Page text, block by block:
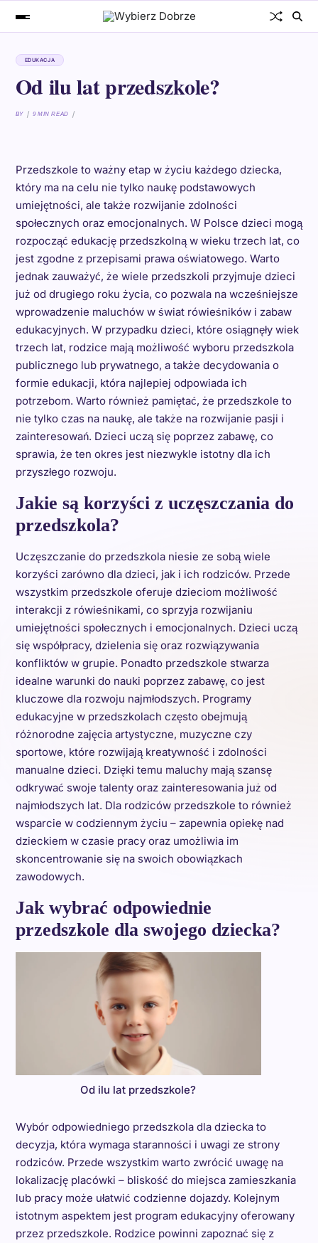
EDUKACJA
Od ilu lat przedszkole?
BY 9 MIN READ
Przedszkole to ważny etap w życiu każdego dziecka,
który ma na celu nie tylko naukę podstawowych
umiejętności, ale także rozwijanie zdolności
społecznych oraz emocjonalnych. W Polsce dzieci mogą
rozpocząć edukację przedszkolną w wieku trzech lat, co
jest zgodne z przepisami prawa oświatowego. Warto
jednak zauważyć, że wiele przedszkoli przyjmuje dzieci
już od drugiego roku życia, co pozwala na wcześniejsze
wprowadzenie maluchów w świat rówieśników i zabaw
edukacyjnych. W przypadku dzieci, które osiągnęły wiek
trzech lat, rodzice mają możliwość wyboru przedszkola
publicznego lub prywatnego, a także decydowania o
formie edukacji, która najlepiej odpowiada ich
potrzebom. Warto również pamiętać, że przedszkole to
nie tylko czas na naukę, ale także na rozwijanie pasji i
zainteresowań. Dzieci uczą się poprzez zabawę, co
sprawia, że ten okres jest niezwykle istotny dla ich
przyszłego rozwoju.
Jakie są korzyści z uczęszczania do
przedszkola?
Uczęszczanie do przedszkola niesie ze sobą wiele
korzyści zarówno dla dzieci, jak i ich rodziców. Przede
wszystkim przedszkole oferuje dzieciom możliwość
interakcji z rówieśnikami, co sprzyja rozwijaniu
umiejętności społecznych i emocjonalnych. Dzieci uczą
się współpracy, dzielenia się oraz rozwiązywania
konfliktów w grupie. Ponadto przedszkole stwarza
idealne warunki do nauki poprzez zabawę, co jest
kluczowe dla rozwoju najmłodszych. Programy
edukacyjne w przedszkolach często obejmują
różnorodne zajęcia artystyczne, muzyczne czy
sportowe, które rozwijają kreatywność i zdolności
manualne dzieci. Dzięki temu maluchy mają szansę
odkrywać swoje talenty oraz zainteresowania już od
najmłodszych lat. Dla rodziców przedszkole to również
wsparcie w codziennym życiu – zapewnia opiekę nad
dzieckiem w czasie pracy oraz umożliwia im
skoncentrowanie się na swoich obowiązkach
zawodowych.
Jak wybrać odpowiednie
przedszkole dla swojego dziecka?
Od ilu lat przedszkole?
Wybór odpowiedniego przedszkola dla dziecka to
decyzja, która wymaga staranności i uwagi ze strony
rodziców. Przede wszystkim warto zwrócić uwagę na
lokalizację placówki – bliskość do miejsca zamieszkania
lub pracy może ułatwić codzienne dojazdy. Kolejnym
istotnym aspektem jest program edukacyjny oferowany
przez przedszkole. Rodzice powinni zapoznać się z